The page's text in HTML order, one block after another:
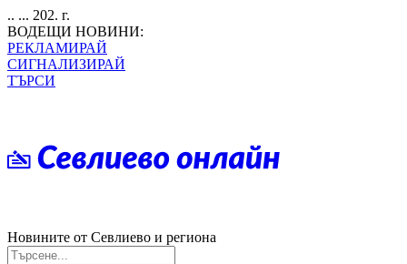
.. ... 202. г.
ВОДЕЩИ НОВИНИ:
РЕКЛАМИРАЙ
СИГНАЛИЗИРАЙ
ТЪРСИ
Новините от Севлиево и региона